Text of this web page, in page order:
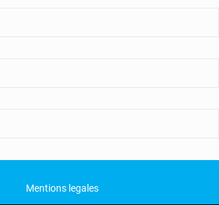
Mentions legales